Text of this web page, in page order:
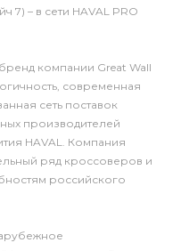
7) – в сети HAVAL PRO
компании Great Wall
современная
сеть поставок
производителей
HAVAL. Компания
ряд кроссоверов и
российского